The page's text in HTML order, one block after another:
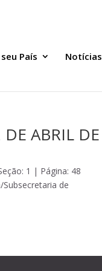
País Notícias
ABRIL DE
1 | Página: 48
de